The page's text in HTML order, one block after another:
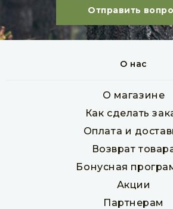
- 4000 мм класс ЭКСТРА
Отправить
О нас
О магазине
Как сделать
Оплата и
Возврат
Бонусная
Акции
Партнерам